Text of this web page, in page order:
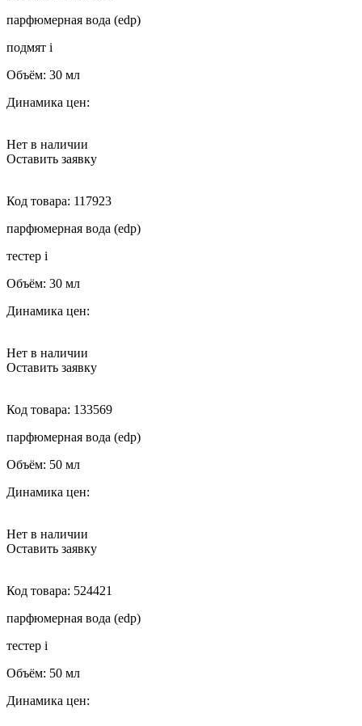
парфюмерная вода (edp)
подмят i
Объём: 30 мл
Динамика цен:
Нет в наличии
Оставить заявку
Код товара: 117923
парфюмерная вода (edp)
тестер i
Объём: 30 мл
Динамика цен:
Нет в наличии
Оставить заявку
Код товара: 133569
парфюмерная вода (edp)
Объём: 50 мл
Динамика цен:
Нет в наличии
Оставить заявку
Код товара: 524421
парфюмерная вода (edp)
тестер i
Объём: 50 мл
Динамика цен: